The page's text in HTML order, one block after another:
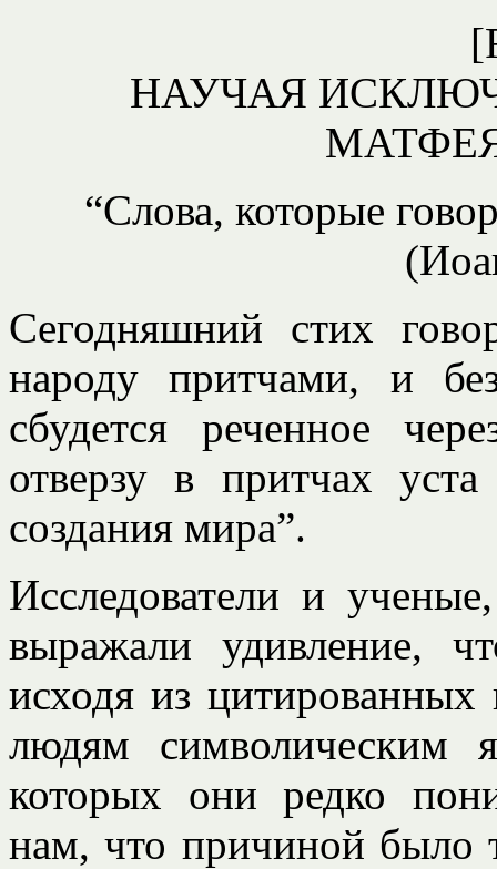
НАУЧАЯ
МАТФЕЯ
“Слова, которые
Сегодняшний стих
народу притчами, и
сбудется реченное
отверзу в притчах
создания мира”.
Исследователи и
выражали удивление,
исходя из цитированных
людям символическим
которых они редко
нам, что причиной было